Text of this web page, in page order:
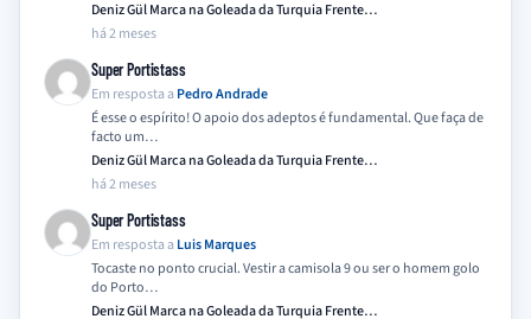
Deniz Gül Marca na Goleada da Turquia Frente…
há 2 meses
Super Portistass
Em resposta a Pedro Andrade
É esse o espírito! O apoio dos adeptos é fundamental. Que faça de
facto um…
Deniz Gül Marca na Goleada da Turquia Frente…
há 2 meses
Super Portistass
Em resposta a Luis Marques
Tocaste no ponto crucial. Vestir a camisola 9 ou ser o homem golo
do Porto…
Deniz Gül Marca na Goleada da Turquia Frente…